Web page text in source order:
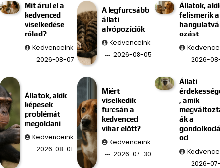
Mit árul el a
kedvenced
viselkedése
rólad?
Kedvenceink
2026-08-07
A legfurcsább
állati
alvópozíciók
Kedvenceink
2026-08-05
Állatok,
felismerik a
ozást
2026-
Állatok, akik
képesek
problémát
megoldani
Kedvenceink
2026-08-01
Miért
viselkedik
furcsán a
kedvenced
vihar előtt?
Kedvenceink
2026-07-30
Állati
, amik
ák a
od
2026-